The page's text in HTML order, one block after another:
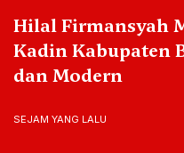
Fauzi Cup V 2026
Talenta Muda, 20
Juara
7 JAM YANG LALU